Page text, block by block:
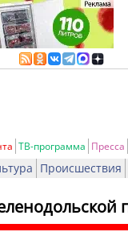
ТВ-программа Пресса
Происшествия